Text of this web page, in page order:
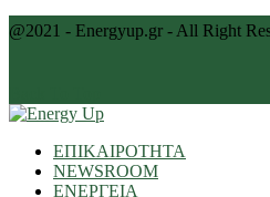
@2021 - Energyup.gr - All Right
ΕΠΙΚΑΙΡΟΤΗΤΑ
NEWSROOM
ΕΝΕΡΓΕΙΑ